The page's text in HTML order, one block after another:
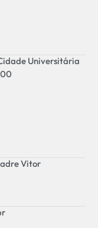
Universitária
Vitor